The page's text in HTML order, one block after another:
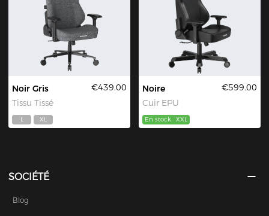
Noir Gris
Tissu Tissé
€439.00
L XL
Noire
Cuir EPU
€599.00
En stock XXL
SOCIÉTÉ
Blog